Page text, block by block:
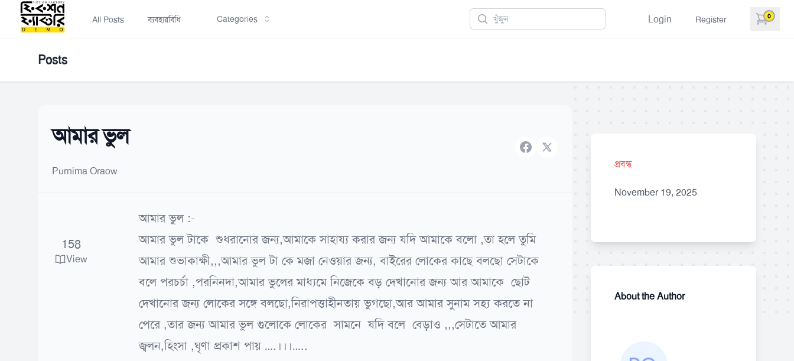
All Posts ব্যবহারবিধি Categories Search Login Register 0
items in
Posts
আমার ভুল
Purnima Oraow
FacebookX brand
158
View
আমার ভুল :-
আমার ভুল টাকে শুধরানোর জন্য,আমাকে সাহায্য করার জন্য যদি আমাকে বলো ,তা হলে তুমি
আমার শুভাকাক্ষী,,,আমার ভুল টা কে মজা নেওয়ার জন্য, বাইরের লোকের কাছে বলছো সেটাকে
বলে পরচর্চা ,পরনিনদা,আমার ভুলের মাধ্যমে নিজেকে বড় দেখানোর জন্য আর আমাকে ছোট
দেখানোর জন্য লোকের সঙ্গে বলছো,নিরাপত্তাহীনতায় ভুগছো,আর আমার সুনাম সহ্য করতে না
পেরে ,তার জন্য আমার ভুল গুলোকে লোকের সামনে যদি বলে বেড়াও ,,,সেটাতে আমার
জ্বলন,হিংসা ,ঘৃণা প্রকাশ পায় ….।।।…..
প্রবন্ধ
November 19, 2025
About the Author